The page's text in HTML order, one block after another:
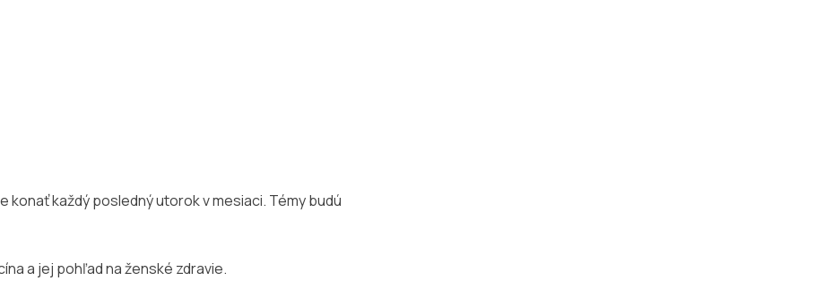
konať každý posledný utorok v mesiaci. Témy budú
a jej pohľad na ženské zdravie.